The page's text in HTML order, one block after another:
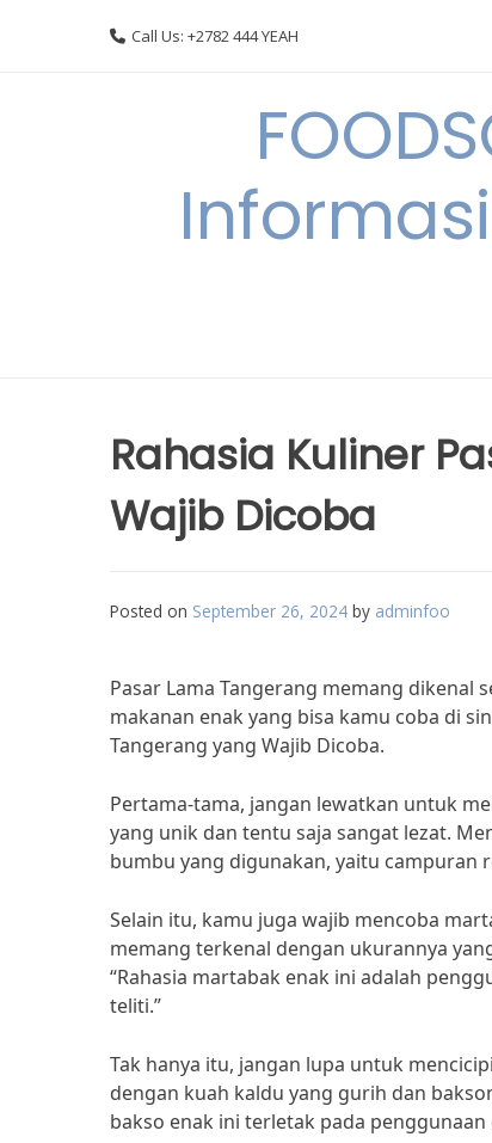
Call Us: +2782 444 YEAH
Rahasia Kuliner
Wajib Dicoba
Posted on September 26, 2024 by adminfoo
Pasar Lama Tangerang memang dikenal
makanan enak yang bisa kamu coba di
Tangerang yang Wajib Dicoba.
Pertama-tama, jangan lewatkan untuk
yang unik dan tentu saja sangat lezat.
bumbu yang digunakan, yaitu
Selain itu, kamu juga wajib mencoba
memang terkenal dengan ukurannya
“Rahasia martabak enak ini adalah
teliti.”
Tak hanya itu, jangan lupa untuk
dengan kuah kaldu yang gurih dan
bakso enak ini terletak pada